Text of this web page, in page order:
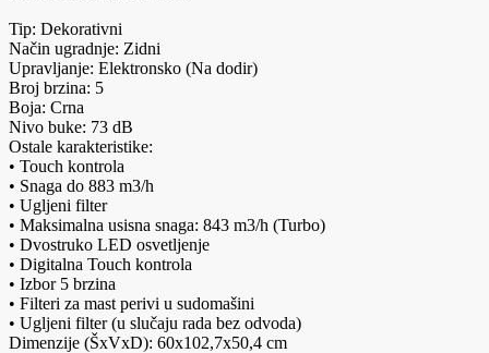
Tip: Dekorativni
Način ugradnje: Zidni
Upravljanje: Elektronsko (Na dodir)
Broj brzina: 5
Boja: Crna
Nivo buke: 73 dB
Ostale karakteristike:
• Touch kontrola
• Snaga do 883 m3/h
• Ugljeni filter
• Maksimalna usisna snaga: 843 m3/h (Turbo)
• Dvostruko LED osvetljenje
• Digitalna Touch kontrola
• Izbor 5 brzina
• Filteri za mast perivi u sudomašini
• Ugljeni filter (u slučaju rada bez odvoda)
Dimenzije (ŠxVxD): 60x102,7x50,4 cm